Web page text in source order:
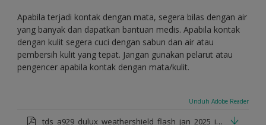
Apabila terjadi kontak dengan mata, segera bilas dengan air
yang banyak dan dapatkan bantuan medis. Apabila kontak
dengan kulit segera cuci dengan sabun dan air atau
pembersih kulit yang tepat. Jangan gunakan pelarut atau
pengencer apabila kontak dengan mata/kulit.
Unduh Adobe Reader
tds_a929_dulux_weathershield_flash_jan_2025_id.pdf